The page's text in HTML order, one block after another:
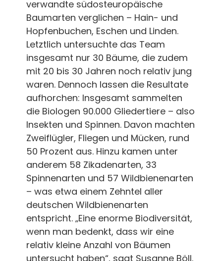
verwandte südosteuropäische
Baumarten verglichen – Hain- und
Hopfenbuchen, Eschen und Linden.
Letztlich untersuchte das Team
insgesamt nur 30 Bäume, die zudem
mit 20 bis 30 Jahren noch relativ jung
waren. Dennoch lassen die Resultate
aufhorchen: Insgesamt sammelten
die Biologen 90.000 Gliedertiere – also
Insekten und Spinnen. Davon machten
Zweiflügler, Fliegen und Mücken, rund
50 Prozent aus. Hinzu kamen unter
anderem 58 Zikadenarten, 33
Spinnenarten und 57 Wildbienenarten
– was etwa einem Zehntel aller
deutschen Wildbienenarten
entspricht. „Eine enorme Biodiversität,
wenn man bedenkt, dass wir eine
relativ kleine Anzahl von Bäumen
untersucht haben“, sagt Susanne Böll.